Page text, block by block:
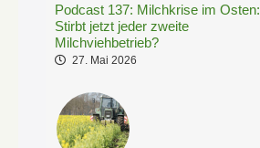
Podcast 137: Milchkrise im Osten:
Stirbt jetzt jeder zweite
Milchviehbetrieb?
27. Mai 2026